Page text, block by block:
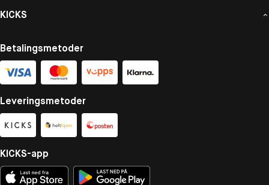
KICKS
Betalingsmetoder
Leveringsmetoder
KICKS-app